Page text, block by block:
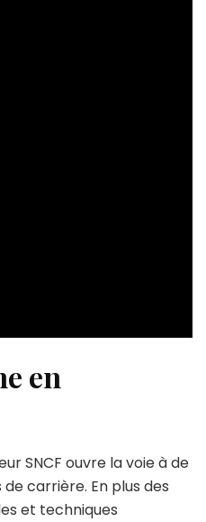
en
SNCF ouvre la voie à de
carrière. En plus des
et techniques